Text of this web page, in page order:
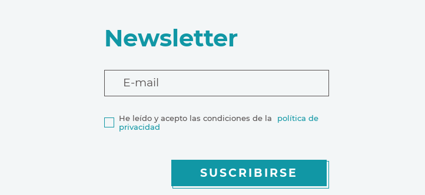
Newsletter
E-mail
He leído y acepto las condiciones de la
política de
privacidad
SUSCRIBIRSE